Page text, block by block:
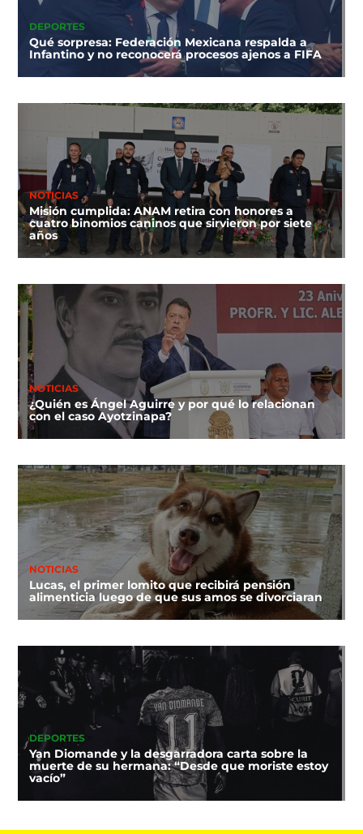
DEPORTES
Qué sorpresa: Federación Mexicana respalda a
Infantino y no reconocerá procesos ajenos a FIFA
NOTICIAS
Misión cumplida: ANAM retira con honores a
cuatro binomios caninos que sirvieron por siete
años
NOTICIAS
¿Quién es Ángel Aguirre y por qué lo relacionan
con el caso Ayotzinapa?
NOTICIAS
Lucas, el primer lomito que recibirá pensión
alimenticia luego de que sus amos se divorciaran
DEPORTES
Yan Diomande y la desgarradora carta sobre la
muerte de su hermana: “Desde que moriste estoy
vacío”